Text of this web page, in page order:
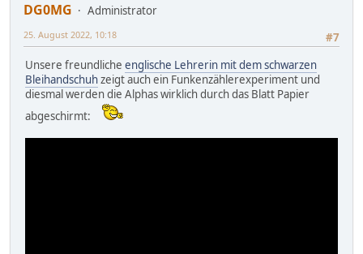
DG0MG
Administrator
#7
25. August 2022, 10:18
Unsere freundliche englische Lehrerin mit dem schwarzen
Bleihandschuhzeigt auch ein Funkenzählerexperiment und
diesmal werden die Alphas wirklich durch das Blatt Papier
abgeschirmt: